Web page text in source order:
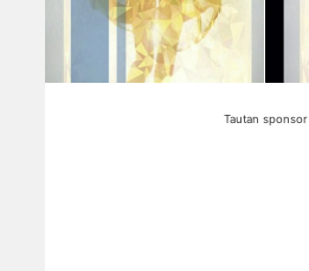
Tautan sponsor